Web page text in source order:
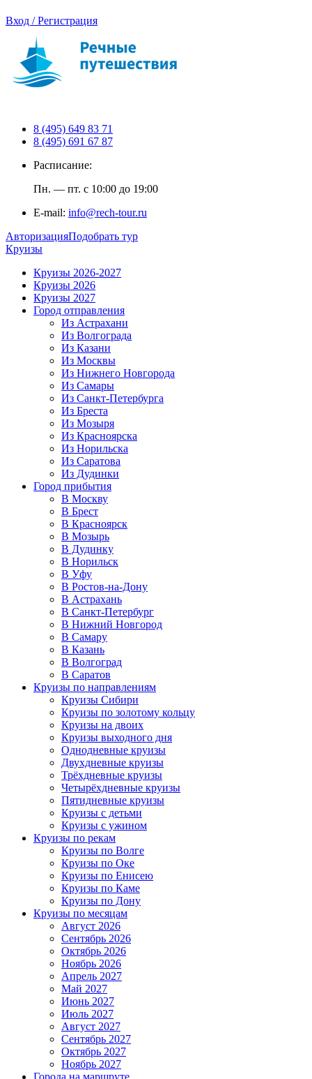
Вход / Регистрация
8 (495) 649 83 71
8 (495) 691 67 87
Расписание:
Пн. — пт. с 10:00 до 19:00
E-mail: info@rech-tour.ru
АвторизацияПодобрать тур
Круизы
Круизы 2026-2027
Круизы 2026
Круизы 2027
Город отправления
Из Астрахани
Из Волгограда
Из Казани
Из Москвы
Из Нижнего Новгорода
Из Самары
Из Санкт-Петербурга
Из Бреста
Из Мозыря
Из Красноярска
Из Норильска
Из Саратова
Из Дудинки
Город прибытия
В Москву
В Брест
В Красноярск
В Мозырь
В Дудинку
В Норильск
В Уфу
В Ростов-на-Дону
В Астрахань
В Санкт-Петербург
В Нижний Новгород
В Самару
В Казань
В Волгоград
В Саратов
Круизы по направлениям
Круизы Сибири
Круизы по золотому кольцу
Круизы на двоих
Круизы выходного дня
Однодневные круизы
Двухдневные круизы
Трёхдневные круизы
Четырёхдневные круизы
Пятидневные круизы
Круизы с детьми
Круизы с ужином
Круизы по рекам
Круизы по Волге
Круизы по Оке
Круизы по Енисею
Круизы по Каме
Круизы по Дону
Круизы по месяцам
Август 2026
Сентябрь 2026
Октябрь 2026
Ноябрь 2026
Апрель 2027
Май 2027
Июнь 2027
Июль 2027
Август 2027
Сентябрь 2027
Октябрь 2027
Ноябрь 2027
Города на маршруте